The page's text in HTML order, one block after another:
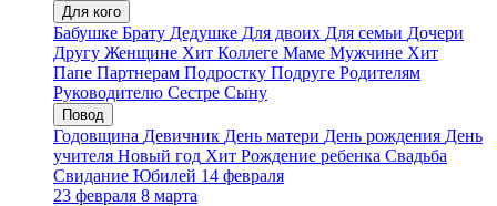
Для кого
Бабушке Брату Дедушке Для двоих Для семьи Дочери
Другу Женщине Хит Коллеге Маме Мужчине Хит
Папе Партнерам Подростку Подруге Родителям
Руководителю Сестре Сыну
Повод
Годовщина Девичник День матери День рождения День
учителя Новый год Хит Рождение ребенка Свадьба
Свидание Юбилей 14 февраля
23 февраля 8 марта